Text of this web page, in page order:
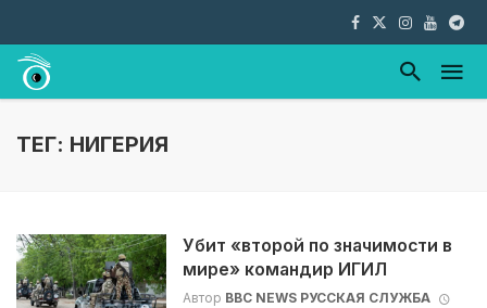
ТЕГ: НИГЕРИЯ
Убит «второй по значимости в
мире» командир ИГИЛ
Автор BBC NEWS РУССКАЯ СЛУЖБА